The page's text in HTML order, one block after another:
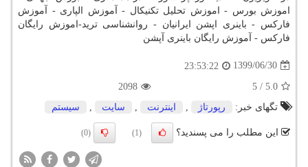
اموزش بورس - اموزش تحلیل تکنیکال - آموزش الپاری - آموزش
فارکس - باینری اپشن ایرانیان - روانشناسی ترید-اموزش رایگان
فارکس - آموزش رایگان باینری آپشن
1399/06/30
23:53:22
5.0
/
5
2098
تگهای خبر:
رپورتاژ اینترنت سایت سیستم
این مطلب را می پسندید؟ (1)
(0)